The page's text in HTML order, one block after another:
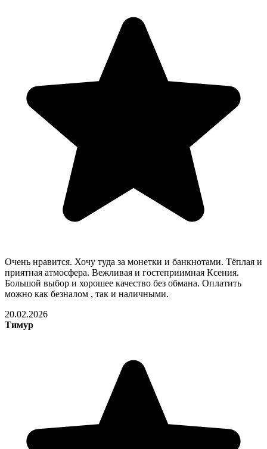
Очень нравится. Хочу туда за монетки и банкнотами. Тёплая и
приятная атмосфера. Вежливая и гостеприимная Ксения.
Большой выбор и хорошее качество без обмана. Оплатить
можно как безналом , так и наличными.
20.02.2026
Тимур